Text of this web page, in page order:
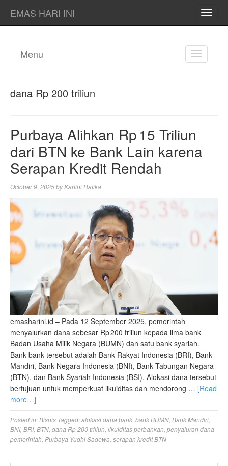
EMAS HARI INI
TOGGLE
Menu
dana Rp 200 triliun
Purbaya Alihkan Rp 15 Triliun
dari BTN ke Bank Lain karena
Serapan Kredit Rendah
October 9, 2025byKartini Ratika
emasharini.id – Pada 12 September 2025, pemerintah
menyalurkan dana sebesar Rp 200 triliun kepada lima bank
Badan Usaha Milik Negara (BUMN) dan satu bank syariah.
Bank-bank tersebut adalah Bank Rakyat Indonesia (BRI), Bank
Mandiri, Bank Negara Indonesia (BNI), Bank Tabungan Negara
(BTN), dan Bank Syariah Indonesia (BSI). Alokasi dana tersebut
bertujuan untuk memperkuat likuiditas dan mendorong … [Read
more…]
Posted in:Bisnis Tagged:alokasi dana bank bank BUMN Bank Mandiri
BNI, BRI, BTN dana Rp 200 triliun likuiditas perbankan penyaluran dana
pemerintah Purbaya Yudhi Sadewa serapan kredit BTN